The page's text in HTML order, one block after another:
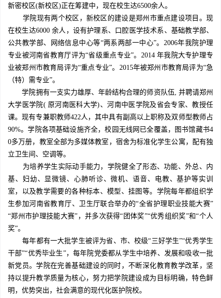
新密校区(新校区)正在筹建中，现在校生达6500余人。
学院现有两个校区，新校区的建设是郑州市重点建设项目。现
在校生达6000 余人，设有护理系、口腔医学技术系、基础教学部、
公共教学部、网络信息中心等“两系两部一中心”。2006年我院护理
专业被河南省教育厅评为“省级重点专业”。2014 年我院大专护理专
业被郑州市教育局评为“重点专业”。2015年被郑州市教育局评为“急
（特）需专业”。
学院拥有一支实力雄厚、年龄结构合理的师资队伍, 并聘请郑州
大学医学院( 原河南医科大学)、河南中医学院及省会专家、教授任
课。现有专兼职教师422人，其中具有副高以上职称及双师型教师占
90%。学院各项基础设施齐全，校园无线网已全覆盖，图书馆藏书4
0多万册，教室全部为多媒体教室，宿舍为标准化学生公寓，配有独
立卫生间、空调等。
为培养学生实际动手能力，学院健全了形态、功能、外总、内
基、妇幼、显微镜、心肺听诊、微机、语音、电教、基护等实训
室，以及教学需要的各种标本、模型、挂图等。学院每年都组织学
生参加河南省教育厅、卫生厅联合举办的“全省护理职业技能大赛”
“郑州市护理技能大赛”，并多次获得“团体奖”“优秀组织奖”和“个人
奖”。
每年都有一大批学生被评为省、市、校级“三好学生”“优秀学生
干部”“优秀毕业生”，每年院党委都从学生中培养、发展和吸收一批
新党员。学院在完善基础建设的同时，不断深化教育教学改革，坚
持以提升教学质量为核心，努力把学院建设成为目标明确，特色鲜
明，优势突出，社会满意的现代化医护院校。